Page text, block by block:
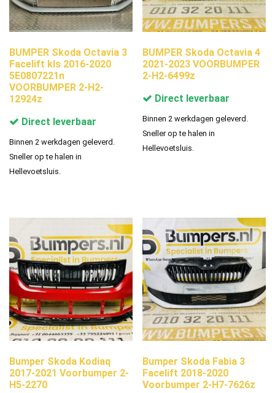
BUMPER Skoda Octavia 3
Facelift kls 2016-2020
5E0807221n
VOORBUMPER 2-H2-
12924z
Direct leverbaar
Binnen 2 werkdagen geleverd.
Sneller op te halen in
Hellevoetsluis.
BUMPER Skoda Octavia 4
2021-2023 VOORBUMPER
2-H2-6499z
Direct leverbaar
Binnen 2 werkdagen geleverd.
Sneller op te halen in
Hellevoetsluis.
Bumper Skoda Kodiaq
2017-2021 Voorbumper 2-
H5-2270
Bumper Skoda Fabia 3
Facelift 2018-2020
Voorbumper 2-H7-7626z